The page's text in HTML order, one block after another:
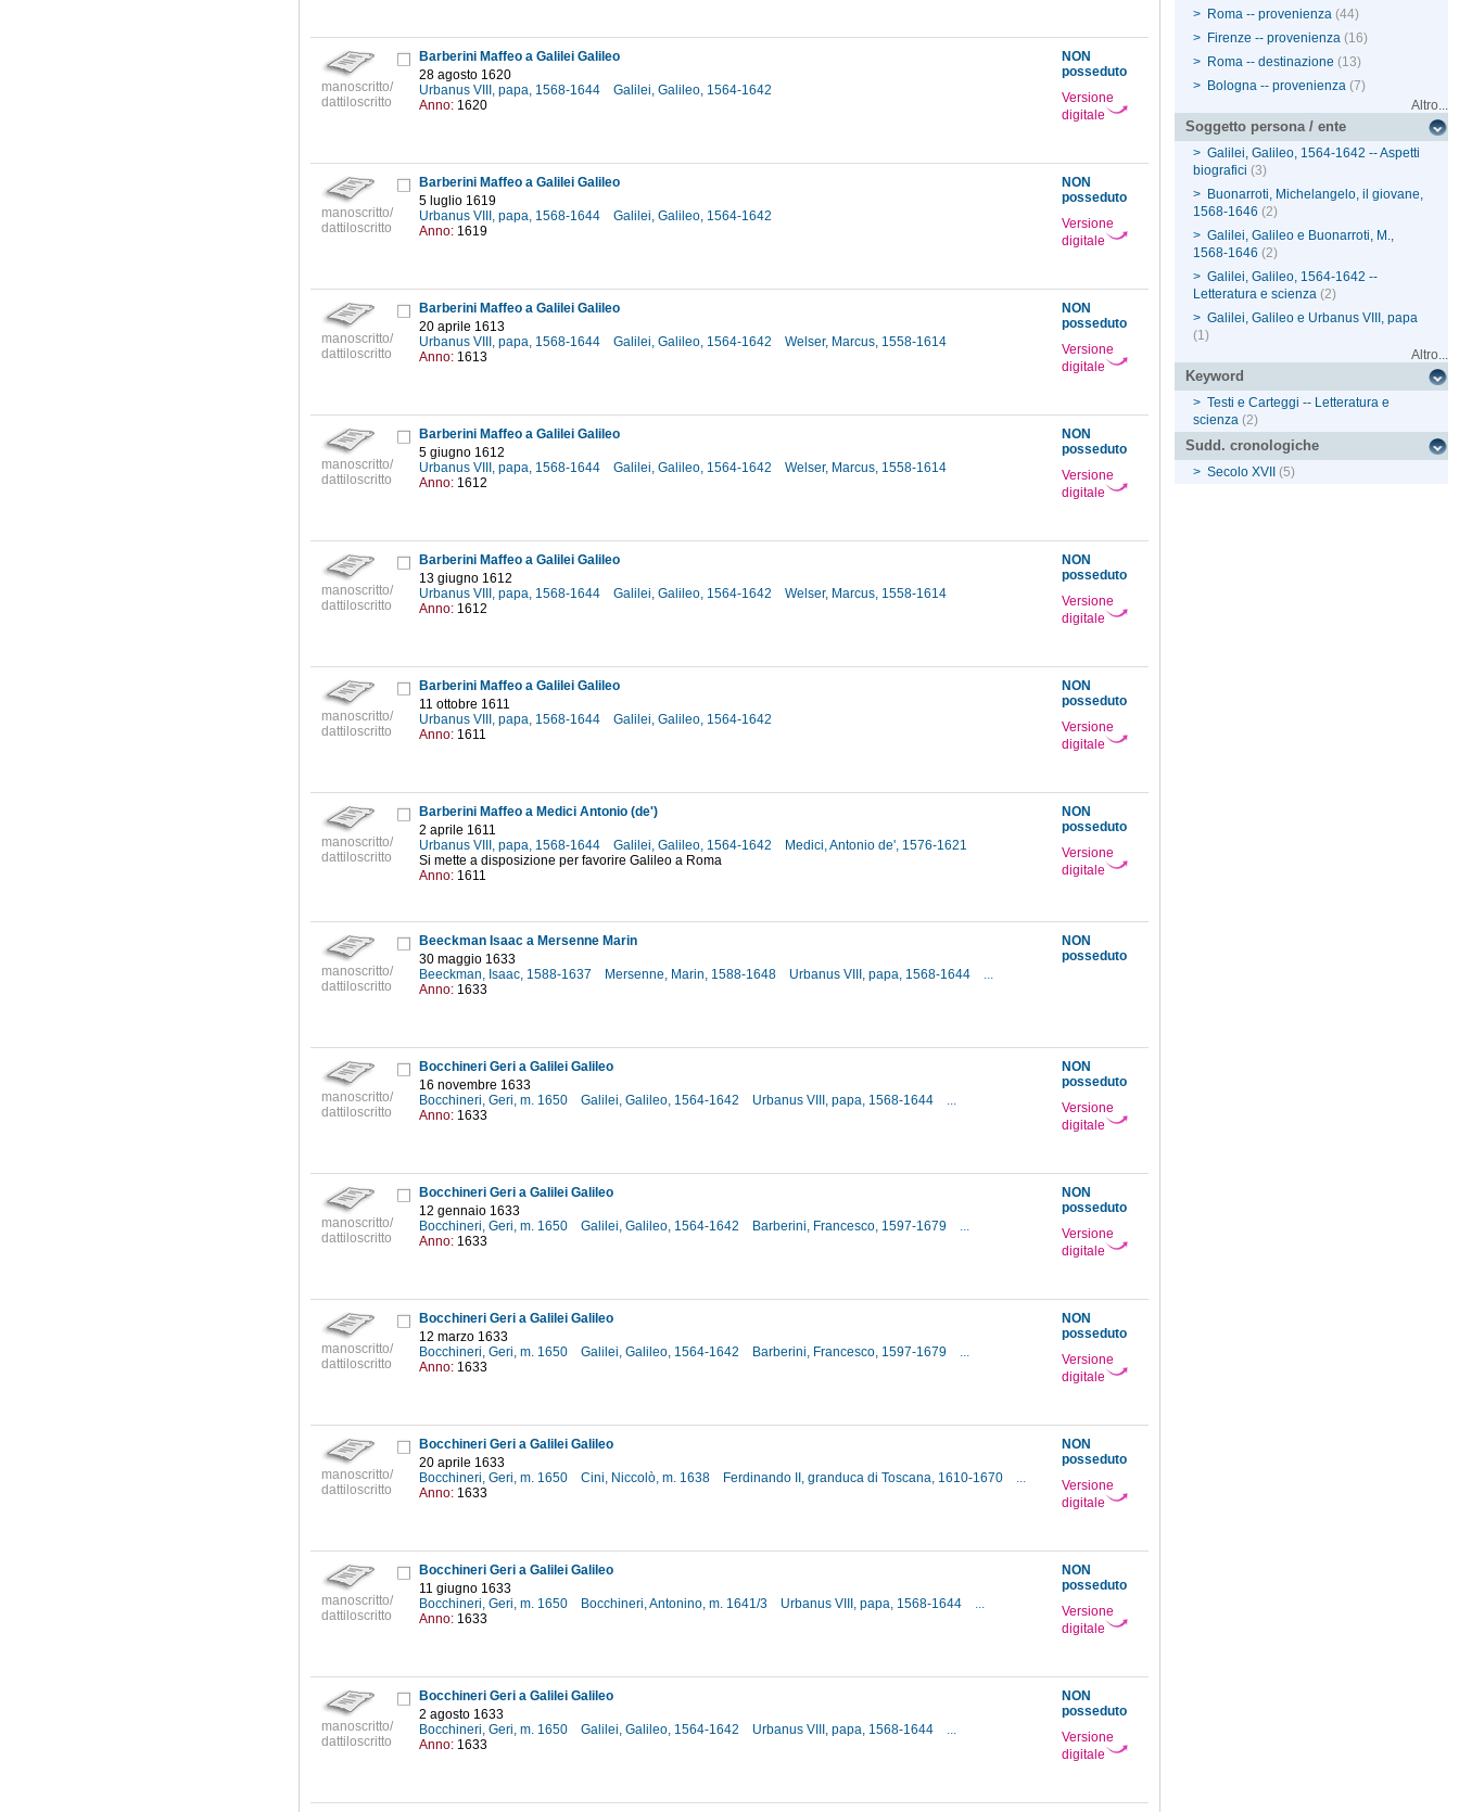
manoscritto/
dattiloscritto
NON
posseduto
Versione
digitale
Barberini Maffeo a Galilei Galileo
28 agosto 1620
Urbanus VIII, papa, 1568-1644
Galilei, Galileo, 1564-1642
Anno: 1620
manoscritto/
dattiloscritto
NON
posseduto
Versione
digitale
Barberini Maffeo a Galilei Galileo
5 luglio 1619
Urbanus VIII, papa, 1568-1644
Galilei, Galileo, 1564-1642
Anno: 1619
manoscritto/
dattiloscritto
NON
posseduto
Versione
digitale
Barberini Maffeo a Galilei Galileo
20 aprile 1613
Urbanus VIII, papa, 1568-1644
Galilei, Galileo, 1564-1642
Welser, Marcus, 1558-1614
Anno: 1613
manoscritto/
dattiloscritto
NON
posseduto
Versione
digitale
Barberini Maffeo a Galilei Galileo
5 giugno 1612
Urbanus VIII, papa, 1568-1644
Galilei, Galileo, 1564-1642
Welser, Marcus, 1558-1614
Anno: 1612
manoscritto/
dattiloscritto
NON
posseduto
Versione
digitale
Barberini Maffeo a Galilei Galileo
13 giugno 1612
Urbanus VIII, papa, 1568-1644
Galilei, Galileo, 1564-1642
Welser, Marcus, 1558-1614
Anno: 1612
manoscritto/
dattiloscritto
NON
posseduto
Versione
digitale
Barberini Maffeo a Galilei Galileo
11 ottobre 1611
Urbanus VIII, papa, 1568-1644
Galilei, Galileo, 1564-1642
Anno: 1611
manoscritto/
dattiloscritto
NON
posseduto
Versione
digitale
Barberini Maffeo a Medici Antonio (de')
2 aprile 1611
Urbanus VIII, papa, 1568-1644
Galilei, Galileo, 1564-1642
Medici, Antonio de', 1576-1621
Si mette a disposizione per favorire Galileo a Roma
Anno: 1611
manoscritto/
dattiloscritto
NON
posseduto
Beeckman Isaac a Mersenne Marin
30 maggio 1633
Beeckman, Isaac, 1588-1637
Mersenne, Marin, 1588-1648 Urbanus VIII, papa, 1568-1644
...
Anno: 1633
manoscritto/
dattiloscritto
NON
posseduto
Versione
digitale
Bocchineri Geri a Galilei Galileo
16 novembre 1633
Bocchineri, Geri, m. 1650
Galilei, Galileo, 1564-1642 Urbanus VIII, papa, 1568-1644
...
Anno: 1633
manoscritto/
dattiloscritto
NON
posseduto
Versione
digitale
Bocchineri Geri a Galilei Galileo
12 gennaio 1633
Bocchineri, Geri, m. 1650
Galilei, Galileo, 1564-1642 Barberini, Francesco, 1597-1679
...
Anno: 1633
manoscritto/
dattiloscritto
NON
posseduto
Versione
digitale
Bocchineri Geri a Galilei Galileo
12 marzo 1633
Bocchineri, Geri, m. 1650
Galilei, Galileo, 1564-1642 Barberini, Francesco, 1597-1679
...
Anno: 1633
manoscritto/
dattiloscritto
NON
posseduto
Versione
digitale
Bocchineri Geri a Galilei Galileo
20 aprile 1633
Bocchineri, Geri, m. 1650
Cini, Niccolò, m. 1638 Ferdinando II, granduca di Toscana, 1610-1670
...
Anno: 1633
manoscritto/
dattiloscritto
NON
posseduto
Versione
digitale
Bocchineri Geri a Galilei Galileo
11 giugno 1633
Bocchineri, Geri, m. 1650
Bocchineri, Antonino, m. 1641/3 Urbanus VIII, papa, 1568-1644
...
Anno: 1633
manoscritto/
dattiloscritto
NON
posseduto
Versione
digitale
Bocchineri Geri a Galilei Galileo
2 agosto 1633
Bocchineri, Geri, m. 1650
Galilei, Galileo, 1564-1642 Urbanus VIII, papa, 1568-1644
...
Anno: 1633
> Roma -- provenienza (44)
> Firenze -- provenienza (16)
> Roma -- destinazione (13)
> Bologna -- provenienza (7)
Altro...
Soggetto persona / ente
> Galilei, Galileo, 1564-1642 -- Aspetti
biografici (3)
> Buonarroti, Michelangelo, il giovane,
1568-1646 (2)
> Galilei, Galileo e Buonarroti, M.,
1568-1646 (2)
> Galilei, Galileo, 1564-1642 --
Letteratura e scienza (2)
> Galilei, Galileo e Urbanus VIII, papa
(1)
Altro...
Keyword
> Testi e Carteggi -- Letteratura e
scienza (2)
Sudd. cronologiche
> Secolo XVII (5)